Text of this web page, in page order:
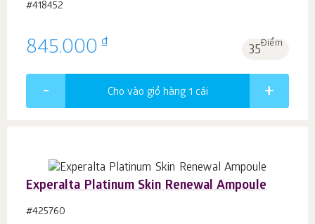
#418452
845.000 ₫ 35Điểm
Cho vào giỏ hàng 1 cái
Experalta Platinum Skin Renewal Ampoule
#425760